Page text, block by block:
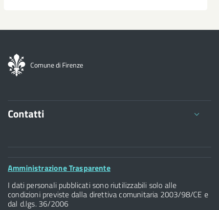
Comune di Firenze
Contatti
Comune di Firenze
Palazzo Vecchio
Piazza della Signoria - 50122, Firenze
Footer
Amministrazione Trasparente
I dati personali pubblicati sono riutilizzabili solo alle
condizioni previste dalla direttiva comunitaria 2003/98/CE e
dal d.lgs. 36/2006